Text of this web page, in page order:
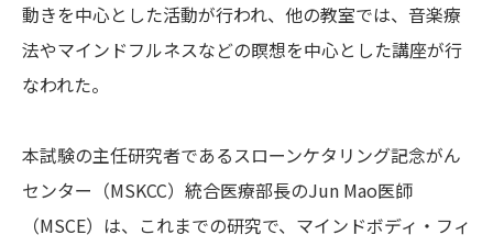
動きを中心とした活動が行われ、他の教室では、音楽療
法やマインドフルネスなどの瞑想を中心とした講座が行
なわれた。
本試験の主任研究者であるスローンケタリング記念がん
センター（MSKCC）統合医療部長のJun Mao医師
（MSCE）は、これまでの研究で、マインドボディ・フィ